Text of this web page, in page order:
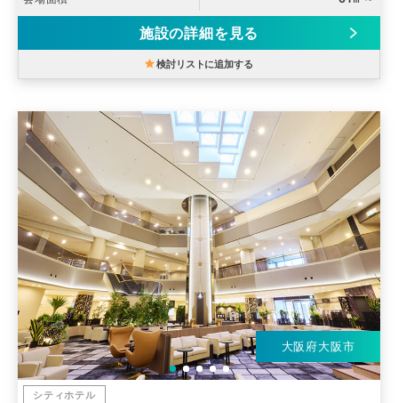
施設の詳細を見る
検討リストに追加する
大阪府大阪市
シティホテル